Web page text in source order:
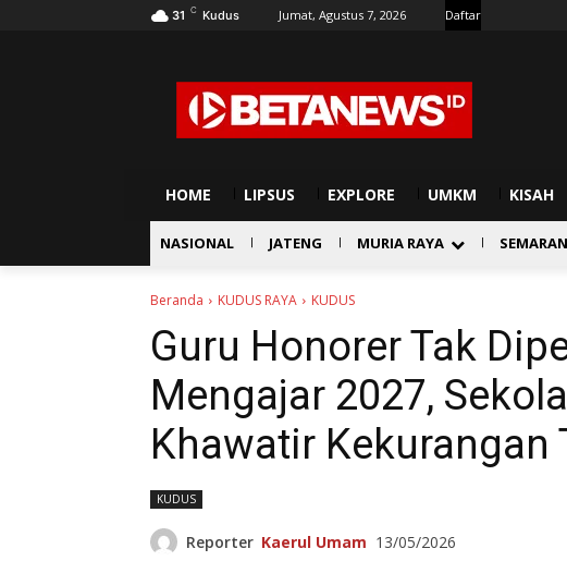
31 C Kudus Jumat, Agustus 7, 2026 Daftar
HOME LIPSUS EXPLORE UMKM KISAH
NASIONAL JATENG MURIA RAYA
Beranda KUDUS RAYA KUDUS
Guru Honorer Tak
Mengajar 2027,
Khawatir Kekurangan
KUDUS
Reporter Kaerul Umam 13/05/2026